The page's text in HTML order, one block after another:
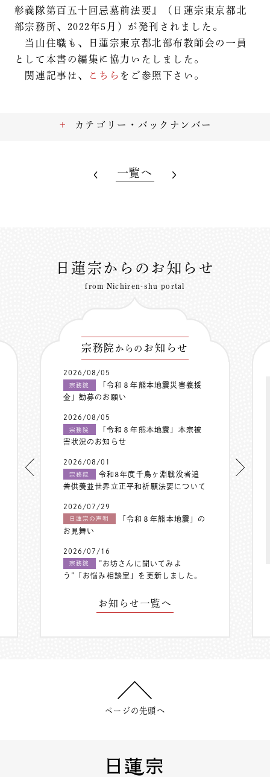
彰義隊第百五十回忌墓前法要』（日蓮宗東京都北
部宗務所、2022年5月）が発刊されました。
当山住職も、日蓮宗東京都北部布教師会の一員
として本書の編集に協力いたしました。
関連記事は、
こちら をご参照下さい。
カテゴリー・バックナンバー
一覧へ
日蓮宗からのお知らせ
from Nichiren-shu portal
宗務院 からの お知らせ
2026/08/05
宗務院
「令和８年熊本地震災害義援
金」勧募のお願い
2026/08/05
宗務院
「令和８年熊本地震」本宗被
害状況のお知らせ
2026/08/01
宗務院
令和8年度千鳥ヶ淵戦没者追
善供養並世界立正平和祈願法要について
2026/07/29
日蓮宗の声明
「令和８年熊本地震」の
お見舞い
2026/07/16
宗務院
”お坊さんに聞いてみよ
う”「お悩み相談室」を更新しました。
お知らせ一覧へ
ページの先頭へ